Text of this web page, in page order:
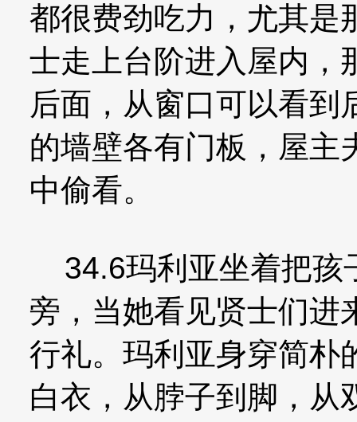
都很费劲吃力，尤其是
士走上台阶进入屋内，
后面，从窗口可以看到
的墙壁各有门板，屋主
中偷看。
34.6玛利亚坐着把孩
旁，当她看见贤士们进
行礼。玛利亚身穿简朴
白衣，从脖子到脚，从